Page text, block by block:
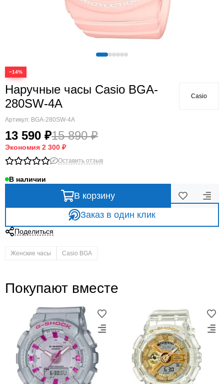
−14%
Наручные часы Casio BGA-
280SW-4A
Артикул: BGA-280SW-4A
13 590 ₽15 890 ₽
Экономия 2 300 ₽
Casio
Оставить отзыв
В наличии
В корзину
Заказ в один клик
Поделиться
Женские часы Casio BGA
Покупают вместе